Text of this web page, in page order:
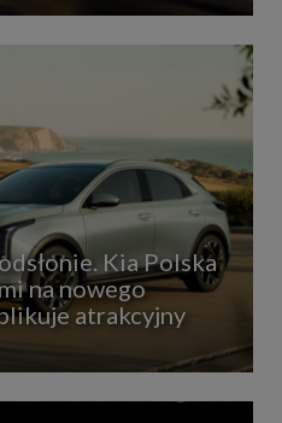
Kia Polska
na nowego
atrakcyjny